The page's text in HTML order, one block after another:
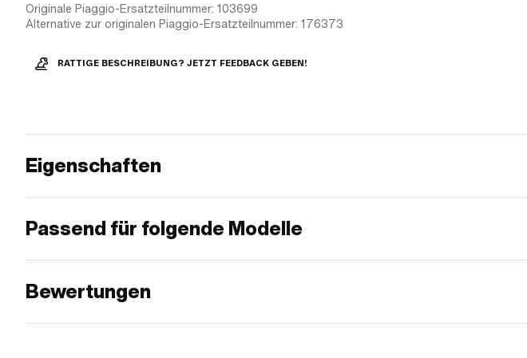
Originale Piaggio-Ersatzteilnummer: 103699
Alternative zur originalen Piaggio-Ersatzteilnummer: 176373
RATTIGE BESCHREIBUNG? JETZT FEEDBACK GEBEN!
Eigenschaften
Passend für folgende Modelle
Bewertungen